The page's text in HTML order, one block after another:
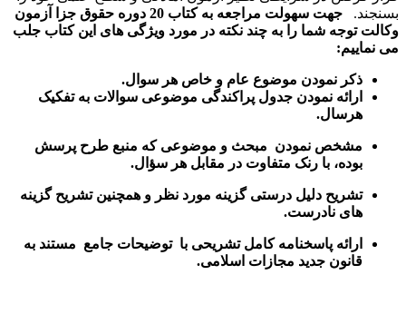
بسنجند.
جهت سهولت مراجعه به کتاب 20 دوره حقوق جزا آزمون
وکالت توجه شما را به چند نکته در مورد ویژگی های این کتاب جلب
می نماییم:
ذکر نمودن موضوع عام و خاص هر سوال.
ارائه نمودن جدول پراکندگی موضوعی سوالات به تفکیک
هرسال.
مشخص نمودن مبحث و موضوعی که منبع طرح پرسش
بوده، با رنک متفاوت در مقابل هر سؤال.
تشریح دلیل درستی گزینه مورد نظر و همچنین تشریح گزینه
های نادرست.
ارائه پاسخنامه کامل تشریحی با توضیحات جامع مستند به
قانون جدید مجازات اسلامی.